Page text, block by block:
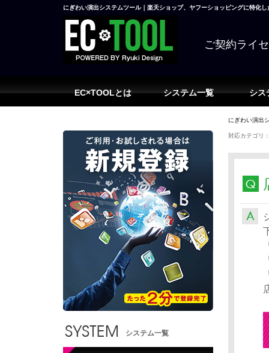
にぎわい演出システムツール｜楽天ショップ、ヤフーショッピングに特化
ご契約ライ
EC×TOOLとは システム一覧 シス
システム一覧
にぎわい演出
対応カテゴリ